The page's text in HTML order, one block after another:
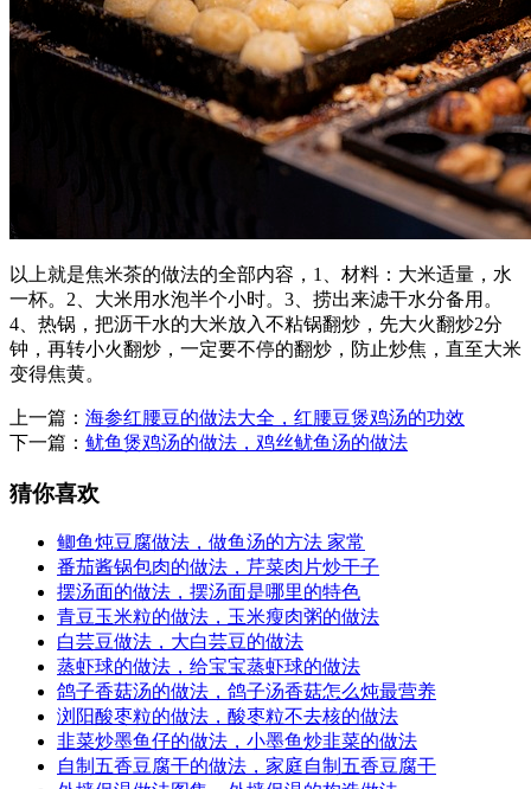
以上就是焦米茶的做法的全部内容，1、材料：大米适量，水
一杯。2、大米用水泡半个小时。3、捞出来滤干水分备用。
4、热锅，把沥干水的大米放入不粘锅翻炒，先大火翻炒2分
钟，再转小火翻炒，一定要不停的翻炒，防止炒焦，直至大米
变得焦黄。
上一篇： 海参红腰豆的做法大全，红腰豆煲鸡汤的功效
下一篇： 鱿鱼煲鸡汤的做法，鸡丝鱿鱼汤的做法
猜你喜欢
鲫鱼炖豆腐做法，做鱼汤的方法 家常
番茄酱锅包肉的做法，芹菜肉片炒干子
摆汤面的做法，摆汤面是哪里的特色
青豆玉米粒的做法，玉米瘦肉粥的做法
白芸豆做法，大白芸豆的做法
蒸虾球的做法，给宝宝蒸虾球的做法
鸽子香菇汤的做法，鸽子汤香菇怎么炖最营养
浏阳酸枣粒的做法，酸枣粒不去核的做法
韭菜炒墨鱼仔的做法，小墨鱼炒韭菜的做法
自制五香豆腐干的做法，家庭自制五香豆腐干